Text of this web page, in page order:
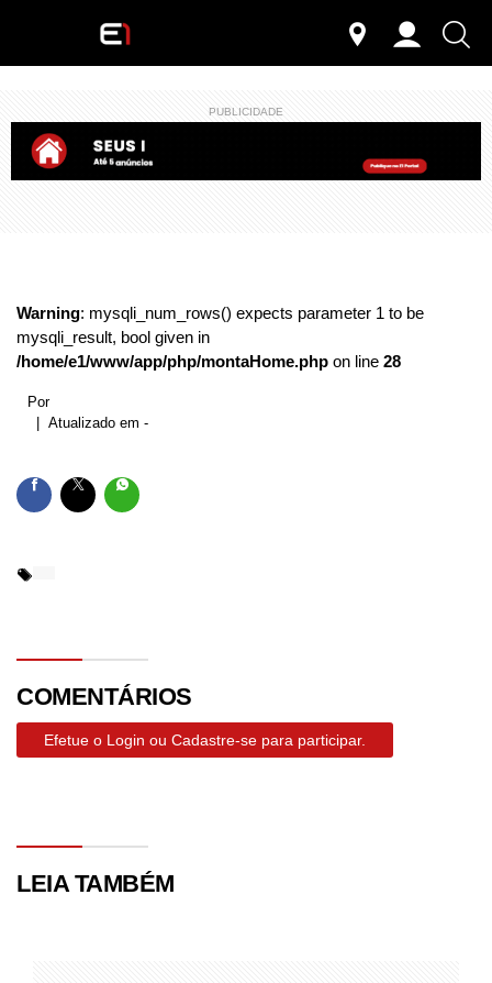
PUBLICIDADE
Warning: mysqli_num_rows() expects parameter 1 to be
mysqli_result, bool given in
/home/e1/www/app/php/montaHome.php on line 28
Por
| Atualizado em -
COMENTÁRIOS
Efetue o Login ou Cadastre-se para participar.
LEIA TAMBÉM